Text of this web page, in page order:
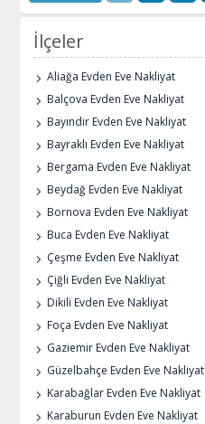
İlçeler
Aliağa Evden Eve Nakliyat
Balçova Evden Eve Nakliyat
Bayındır Evden Eve Nakliyat
Bayraklı Evden Eve Nakliyat
Bergama Evden Eve Nakliyat
Beydağ Evden Eve Nakliyat
Bornova Evden Eve Nakliyat
Buca Evden Eve Nakliyat
Çeşme Evden Eve Nakliyat
Çiğli Evden Eve Nakliyat
Dikili Evden Eve Nakliyat
Foça Evden Eve Nakliyat
Gaziemir Evden Eve Nakliyat
Güzelbahçe Evden Eve Nakliyat
Karabağlar Evden Eve Nakliyat
Karaburun Evden Eve Nakliyat